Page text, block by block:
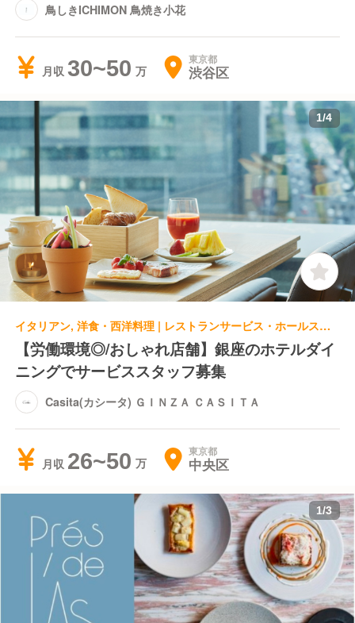
鳥しきICHIMON 鳥焼き小花
月収 30~50 東京都
渋谷区
1/4
イタリアン, 洋食・西洋料理 | レストランサービス・ホールスタッフ | Casita(カシータ) ＧＩＮＺＡ ＣＡＳＩＴＡ
【労働環境◎/おしゃれ店舗】銀座のホテルダイ
ニングでサービススタッフ募集
Casita(カシータ) ＧＩＮＺＡ ＣＡＳＩＴＡ
月収 26~50 東京都
中央区
1/3